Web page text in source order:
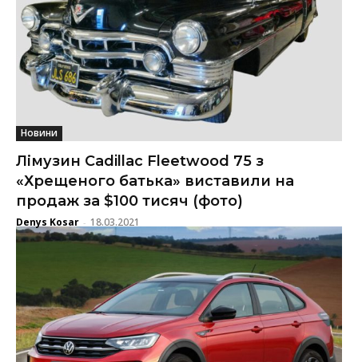
Новини
Лімузин Cadillac Fleetwood 75 з
«Хрещеного батька» виставили на
продаж за $100 тисяч (фото)
Denys Kosar - 18.03.2021